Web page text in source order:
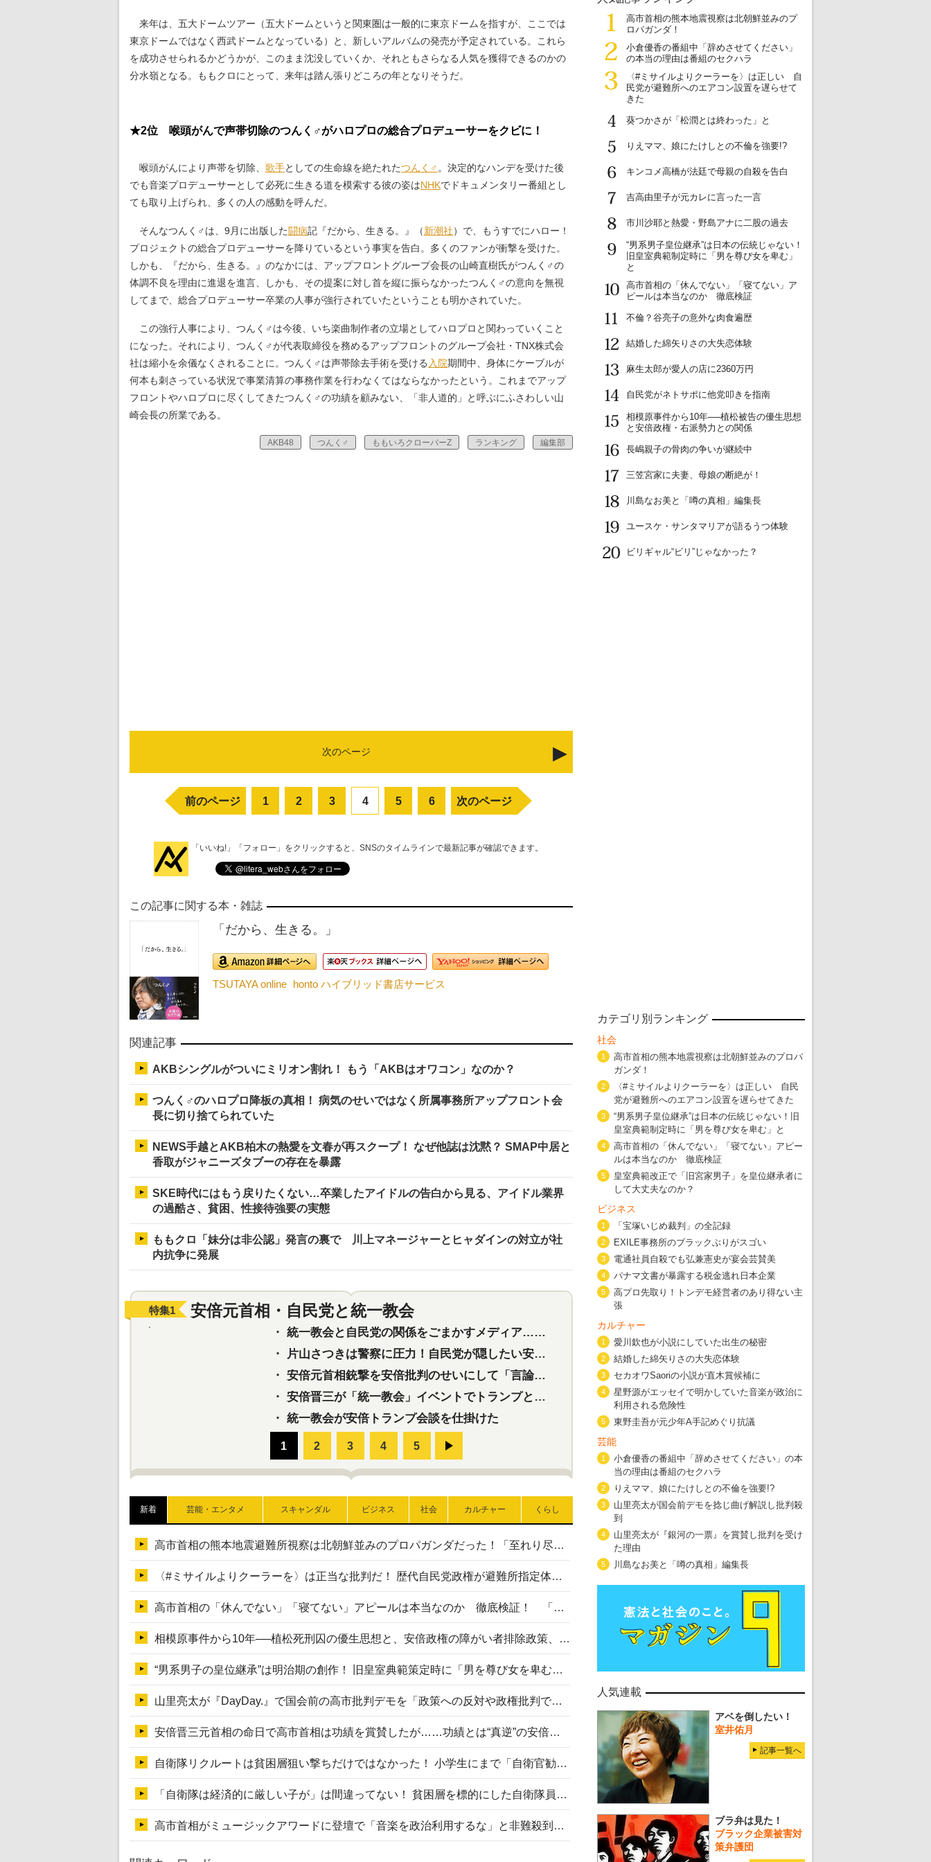
来年は、五大ドームツアー（五大ドームというと関東圏は一般的に東京ドームを指すが、ここでは
東京ドームではなく西武ドームとなっている）と、新しいアルバムの発売が予定されている。これら
を成功させられるかどうかが、このまま沈没していくか、それともさらなる人気を獲得できるのかの
分水嶺となる。ももクロにとって、来年は踏ん張りどころの年となりそうだ。
★2位 喉頭がんで声帯切除のつんく♂がハロプロの総合プロデューサーをクビに！
喉頭がんにより声帯を切除、 歌手としての生命線を絶たれたつんく♂ 。決定的なハンデを受けた後
でも音楽プロデューサーとして必死に生きる道を模索する彼の姿はNHKでドキュメンタリー番組とし
ても取り上げられ、多くの人の感動を呼んだ。
そんなつんく♂は、9月に出版した闘病記『だから、生きる。』（新潮社）で、もうすでにハロー！
プロジェクトの総合プロデューサーを降りているという事実を告白。多くのファンが衝撃を受けた。
しかも、『だから、生きる。』のなかには、アップフロントグループ会長の山崎直樹氏がつんく♂の
体調不良を理由に進退を進言、しかも、その提案に対し首を縦に振らなかったつんく♂の意向を無視
してまで、総合プロデューサー卒業の人事が強行されていたということも明かされていた。
この強行人事により、つんく♂は今後、いち楽曲制作者の立場としてハロプロと関わっていくこと
になった。それにより、つんく♂が代表取締役を務めるアップフロントのグループ会社・TNX株式会
社は縮小を余儀なくされることに。つんく♂は声帯除去手術を受ける 入院期間中、身体にケーブルが
何本も刺さっている状況で事業清算の事務作業を行わなくてはならなかったという。これまでアップ
フロントやハロプロに尽くしてきたつんく♂の功績を顧みない、「非人道的」と呼ぶにふさわしい山
崎会長の所業である。
AKB48 つんく♂ ももいろクローバーZ ランキング 編集部
次のページ
前のページ 1 2 3 4 5 6 次のページ
「いいね!」「フォロー」をクリックすると、SNSのタイムラインで最新記事が確認できます。
この記事に関する本・雑誌
「だから、生きる。」
TSUTAYA online honto ハイブリッド書店サービス
関連記事
AKBシングルがついにミリオン割れ！ もう「AKBはオワコン」なのか？
つんく♂のハロプロ降板の真相！ 病気のせいではなく所属事務所アップフロント会
長に切り捨てられていた
NEWS手越とAKB柏木の熱愛を文春が再スクープ！ なぜ他誌は沈黙？ SMAP中居と
香取がジャニーズタブーの存在を暴露
SKE時代にはもう戻りたくない…卒業したアイドルの告白から見る、アイドル業界
の過酷さ、貧困、性接待強要の実態
ももクロ「妹分は非公認」発言の裏で 川上マネージャーとヒャダインの対立が社
内抗争に発展
特集1 安倍元首相・自民党と統一教会
・ 統一教会と自民党の関係をごまかすメディア…民放は有田芳生に発言自粛を要求
・
片山さつきは警察に圧力！自民党が隠したい安倍元首相と統一教会の深い関係
・ 安倍元首相銃撃を安倍批判のせいにして「言論封殺」に利用する自民党応援団
・ 安倍晋三が「統一教会」イベントでトランプと演説！同性婚や夫婦別姓を攻撃
・ 統一教会が安倍トランプ会談を仕掛けた
2
・ 大ウソだらけの東京五輪！ 安倍・菅・森はどんな嘘を
・ 五輪サッカー・久保建英が南アの陽性者に「僕らに損ではない
・ 五輪関係者が入国当日、築地を散歩！
・ 五輪でIOCラウンジ以外にVIPルーム、広告代理店は物品購入
新着 芸能・エンタメ スキャンダル ビジネス 社会 カルチャー くらし
高市首相の熊本地震避難所視察は北朝鮮並みのプロパガンダだった！「至れり尽くせり」の選ばれた避難所の一方で実態は…
〈#ミサイルよりクーラーを〉は正当な批判だ！ 歴代自民党政権が避難所指定体育館へのエアコン設置を遅らせてきた客観的事実
高市首相の「休んでない」「寝てない」アピールは本当なのか 徹底検証！ 「資料読み込み」「アイロンがけ」も矛盾だらけ…
相模原事件から10年──植松死刑囚の優生思想と、安倍政権の障がい者排除政策、右派勢力の差別主義との関係を改めて問う
“男系男子の皇位継承”は明治期の創作！ 旧皇室典範策定時に「男を尊び女を卑むの慣習、人民の脳髄」とトンデモ論で女性天皇を否定
山里亮太が『DayDay.』で国会前の高市批判デモを「政策への反対や政権批判でない」と捻じ曲げ解説 デモ参加者から批判殺到
安倍晋三元首相の命日で高市首相は功績を賞賛したが……功績とは“真逆”の安倍元首相のトンデモ発言を振り返る
自衛隊リクルートは貧困層狙い撃ちだけではなかった！ 小学生にまで「自衛官勧誘」目的のパンフレット作成
「自衛隊は経済的に厳しい子が」は間違ってない！ 貧困層を標的にした自衛隊員募集、やす子、山上被告も…日本でも進む“経済的徴兵制”
高市首相がミュージックアワードに登壇で「音楽を政治利用するな」と非難殺到！ MAJの国策的本質を批判する声も
1
高市首相の熊本地震視察は北朝鮮並みのプ
ロパガンダ！
2
小倉優香の番組中「辞めさせてください」
の本当の理由は番組のセクハラ
3
〈#ミサイルよりクーラーを〉は正しい 自
民党が避難所へのエアコン設置を遅らせて
きた
4
葵つかさが「松潤とは終わった」と
5
りえママ、娘にたけしとの不倫を強要!?
6
キンコメ高橋が法廷で母親の自殺を告白
7
吉高由里子が元カレに言った一言
8
市川沙耶と熱愛・野島アナに二股の過去
9
“男系男子皇位継承”は日本の伝統じゃない！
旧皇室典範制定時に「男を尊び女を卑む」
と
10
高市首相の「休んでない」「寝てない」ア
ピールは本当なのか 徹底検証
11
不倫？谷亮子の意外な肉食遍歴
12
結婚した綿矢りさの大失恋体験
13
麻生太郎が愛人の店に2360万円
14
自民党がネトサポに他党叩きを指南
15
相模原事件から10年──植松被告の優生思想
と安倍政権・右派勢力との関係
16
長嶋親子の骨肉の争いが継続中
17
三笠宮家に夫妻、母娘の断絶が！
18
川島なお美と「噂の真相」編集長
19
ユースケ・サンタマリアが語るうつ体験
20
ビリギャル“ビリ”じゃなかった？
カテゴリ別ランキング
社会
1
高市首相の熊本地震視察は北朝鮮並みのプロパ
ガンダ！
2
〈#ミサイルよりクーラーを〉は正しい 自民
党が避難所へのエアコン設置を遅らせてきた
3
“男系男子皇位継承”は日本の伝統じゃない！旧
皇室典範制定時に「男を尊び女を卑む」と
4
高市首相の「休んでない」「寝てない」アピー
ルは本当なのか 徹底検証
5
皇室典範改正で「旧宮家男子」を皇位継承者に
して大丈夫なのか？
ビジネス
1 「宝塚いじめ裁判」の全記録
2 EXILE事務所のブラックぶりがスゴい
3 電通社員自殺でも弘兼憲史が宴会芸賛美
4 パナマ文書が暴露する税金逃れ日本企業
5
高プロ先取り！トンデモ経営者のあり得ない主
張
カルチャー
1 愛川欽也が小説にしていた出生の秘密
2 結婚した綿矢りさの大失恋体験
3 セカオワSaoriの小説が直木賞候補に
4
星野源がエッセイで明かしていた音楽が政治に
利用される危険性
5 東野圭吾が元少年A手記めぐり抗議
芸能
1
小倉優香の番組中「辞めさせてください」の本
当の理由は番組のセクハラ
2 りえママ、娘にたけしとの不倫を強要!?
3
山里亮太が国会前デモを捻じ曲げ解説し批判殺
到
4
山里亮太が『銀河の一票』を賞賛し批判を受け
た理由
5 川島なお美と「噂の真相」編集長
人気連載
アベを倒したい！
室井佑月
記事一覧へ
ブラ弁は見た！
ブラック企業被害対
策弁護団